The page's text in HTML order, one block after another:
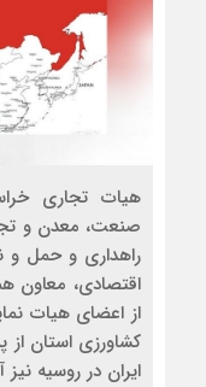
هیات تجاری
صنعت، معدن و
راهداری و حمل و
از اعضای هیات
کشاورزی استان از
ایران در روسیه